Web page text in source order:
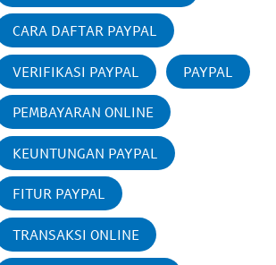
CARA DAFTAR PAYPAL
VERIFIKASI PAYPAL PAYPAL
PEMBAYARAN ONLINE
KEUNTUNGAN PAYPAL
FITUR PAYPAL
TRANSAKSI ONLINE